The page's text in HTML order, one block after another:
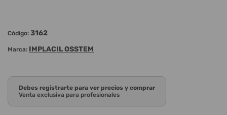
Código: 3162
Marca: IMPLACIL OSSTEM
Debes registrarte para ver precios y comprar
Venta exclusiva para profesionales